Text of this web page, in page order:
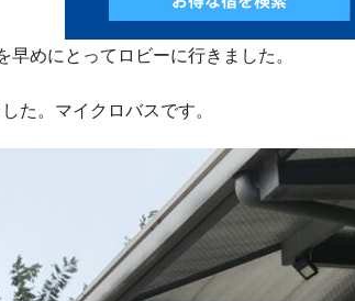
めにとってロビーに行きました。
た。マイクロバスです。